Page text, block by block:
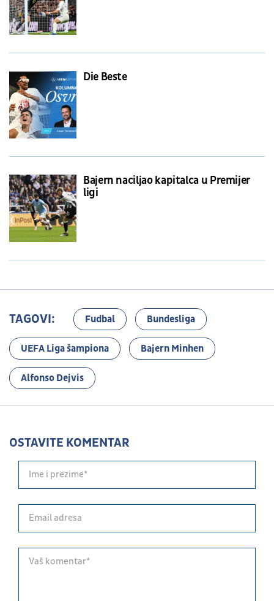
Die Beste
Bajern naciljao kapitalca u Premijer
ligi
TAGOVI: Fudbal Bundesliga
UEFA Liga šampiona Bajern Minhen
Alfonso Dejvis
OSTAVITE KOMENTAR